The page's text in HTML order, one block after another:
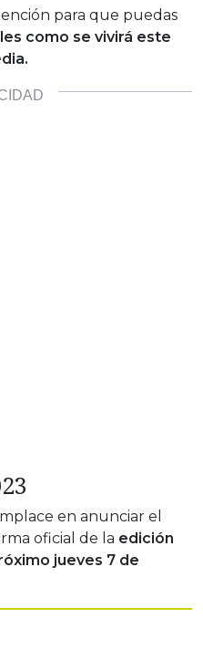
para que puedas
como se vivirá este
en anunciar el
oficial de la edición
jueves 7 de